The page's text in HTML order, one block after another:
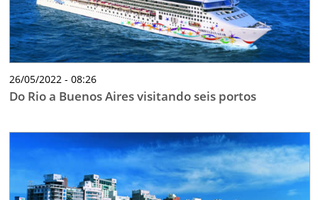
26/05/2022 - 08:26
Do Rio a Buenos Aires visitando seis portos